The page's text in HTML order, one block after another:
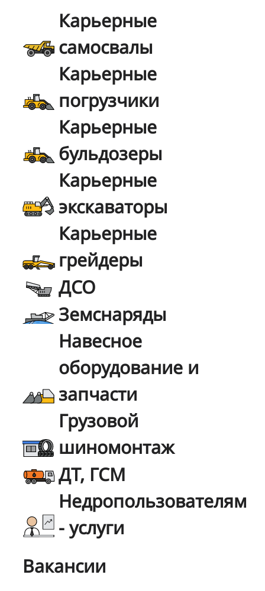
Карьерные
самосвалы
Карьерные
погрузчики
Карьерные
бульдозеры
Карьерные
экскаваторы
Карьерные
грейдеры
ДСО
Земснаряды
Навесное
оборудование и
запчасти
Грузовой
шиномонтаж
ДТ, ГСМ
Недропользователям
- услуги
Вакансии